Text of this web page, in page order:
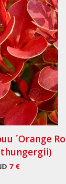
´Orange
7 €